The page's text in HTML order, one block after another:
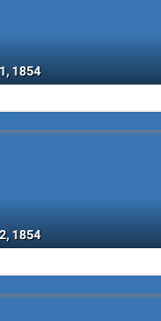
1854
1854